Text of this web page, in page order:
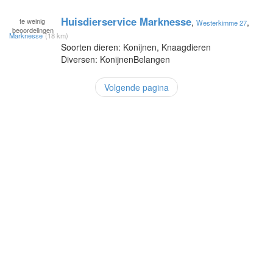
te weinig
beoordelingen
Huisdierservice Marknesse, Westerkimme 27,
Marknesse (18 km)
Soorten dieren: Konijnen, Knaagdieren
Diversen: KonijnenBelangen
Volgende pagina